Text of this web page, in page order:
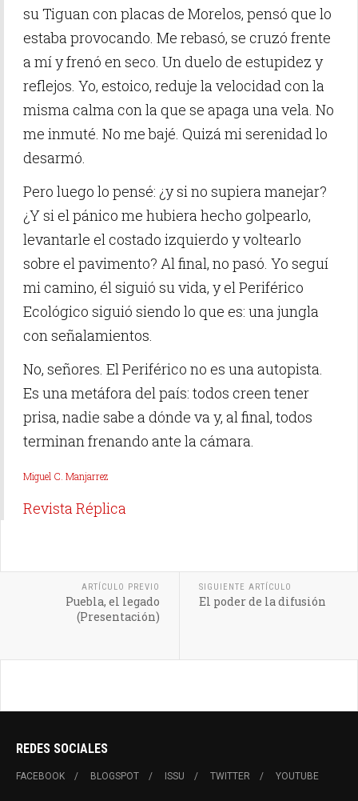
su Tiguan con placas de Morelos, pensó que lo
estaba provocando. Me rebasó, se cruzó frente
a mí y frenó en seco. Un duelo de estupidez y
reflejos. Yo, estoico, reduje la velocidad con la
misma calma con la que se apaga una vela. No
me inmuté. No me bajé. Quizá mi serenidad lo
desarmó.
Pero luego lo pensé: ¿y si no supiera manejar?
¿Y si el pánico me hubiera hecho golpearlo,
levantarle el costado izquierdo y voltearlo
sobre el pavimento? Al final, no pasó. Yo seguí
mi camino, él siguió su vida, y el Periférico
Ecológico siguió siendo lo que es: una jungla
con señalamientos.
No, señores. El Periférico no es una autopista.
Es una metáfora del país: todos creen tener
prisa, nadie sabe a dónde va y, al final, todos
terminan frenando ante la cámara.
Miguel C. Manjarrez
Revista Réplica
ARTÍCULO PREVIO
Puebla, el legado
(Presentación)
SIGUIENTE ARTÍCULO
El poder de la difusión
REDES SOCIALES
FACEBOOK BLOGSPOT ISSU TWITTER YOUTUBE